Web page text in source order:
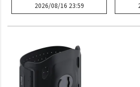
2026/08/16 23:59